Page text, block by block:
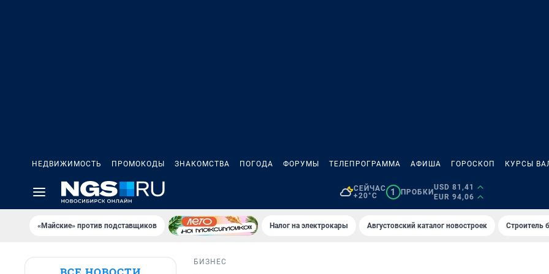
НЕДВИЖИМОСТЬ ПРОМОКОДЫ ЗНАКОМСТВА ПОГОДА ФОРУМЫ ТЕЛЕПРОГРАММА АФИША ГОРОСКОП КУРСЫ
СЕЙЧАС
+20°C
1 ПРОБКИ
USD 81,41
EUR 94,06
«Майские» против подставщиков Налог на электрокары Августовский каталог новостроек Строитель
БИЗНЕС